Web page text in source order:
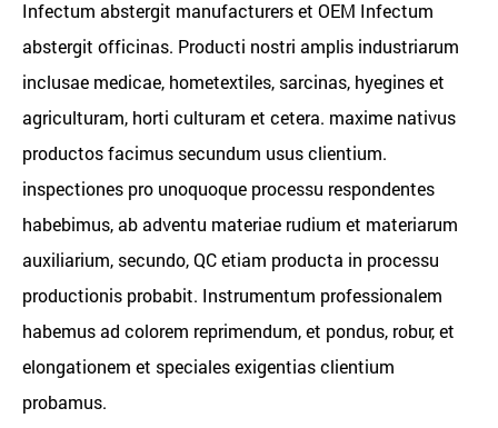
Infectum abstergit manufacturerset OEM Infectum
abstergit officinas. Producti nostri amplis industriarum
inclusae medicae, hometextiles, sarcinas, hyegines et
agriculturam, horti culturam et cetera. maxime nativus
productos facimus secundum usus clientium.
inspectiones pro unoquoque processu respondentes
habebimus, ab adventu materiae rudium et materiarum
auxiliarium, secundo, QC etiam producta in processu
productionis probabit. Instrumentum professionalem
habemus ad colorem reprimendum, et pondus, robur, et
elongationem et speciales exigentias clientium
probamus.